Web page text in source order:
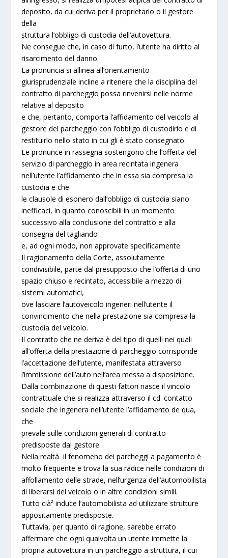
deposito, da cui deriva per il proprietario o il gestore
della
struttura l’obbligo di custodia dell’autovettura.
Ne consegue che, in caso di furto, l’utente ha diritto al
risarcimento del danno.
La pronuncia si allinea all’orientamento
giurisprudenziale incline a ritenere che la disciplina del
contratto di parcheggio possa rinvenirsi nelle norme
relative al deposito
e che, pertanto, comporta l’affidamento del veicolo al
gestore del parcheggio con l’obbligo di custodirlo e di
restituirlo nello stato in cui gli è stato consegnato.
Le pronunce in rassegna sostengono che l’offerta del
servizio di parcheggio in area recintata ingenera
nell’utente l’affidamento che in essa sia compresa la
custodia e che
le clausole di esonero dall’obbligo di custodia siano
inefficaci, in quanto conoscibili in un momento
successivo alla conclusione del contratto e alla
consegna del tagliando
e, ad ogni modo, non approvate specificamente.
Il ragionamento della Corte, assolutamente
condivisibile, parte dal presupposto che l’offerta di uno
spazio chiuso e recintato, accessibile a mezzo di
sistemi automatici,
ove lasciare l’autoveicolo ingeneri nell’utente il
convincimento che nella prestazione sia compresa la
custodia del veicolo.
Il contratto che ne deriva è del tipo di quelli nei quali
all’offerta della prestazione di parcheggio corrisponde
l’accettazione dell’utente, manifestata attraverso
l’immissione dell’auto nell’area messa a disposizione.
Dalla combinazione di questi fattori nasce il vincolo
contrattuale che si realizza attraverso il cd. contatto
sociale che ingenera nell’utente l’affidamento de qua,
che
prevale sulle condizioni generali di contratto
predisposte dal gestore.
Nella realtà il fenomeno dei parcheggi a pagamento è
molto frequente e trova la sua radice nelle condizioni di
affollamento delle strade, nell’urgenza dell’automobilista
di liberarsi del veicolo o in altre condizioni simili.
Tutto cià² induce l’automobilista ad utilizzare strutture
appositamente predisposte.
Tuttavia, per quanto di ragione, sarebbe errato
affermare che ogni qualvolta un utente immette la
propria autovettura in un parcheggio a struttura, il cui